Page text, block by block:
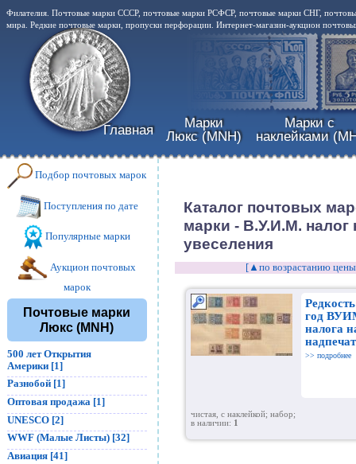
Филателия. Почтовые марки СССР, почтовые марки РСФСР, почтовые марки СНГ,
мира. Редкие почтовые марки, пропуски перфорации. Интернет-магазин-аукцион
Главная
Марки
Люкс (MNH)
Марки с
наклейками
Подбор почтовых марок
Поступления по дате
Популярные марки
Аукцион почтовых
марок
Почтовые марки
Люкс (MNH)
500 лет Открытия
Америки [1]
Разнобой [1]
Оптовая продажа [1]
UNESCO [2]
WWF (Малые Листы) [32]
Авиация [41]
Каталог почтовых
марки - В.У.И.М. налог
увеселения
[▲по возрастанию
год
налога
>> подробнее
чистая, с наклейкой; набор;
в наличии: 1